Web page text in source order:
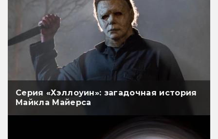
Серия «Хэллоуин»: загадочная история
Майкла Майерса